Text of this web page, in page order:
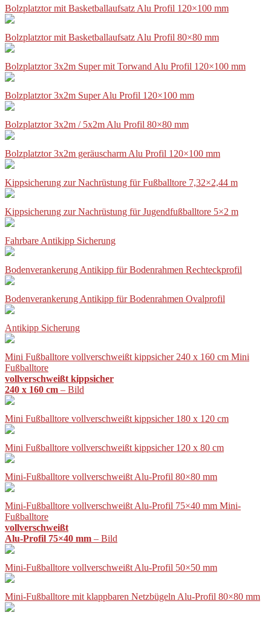
Bolzplatztor mit Basketballaufsatz Alu Profil 120×100 mm
Bolzplatztor mit Basketballaufsatz Alu Profil 80×80 mm
Bolzplatztor 3x2m Super mit Torwand Alu Profil 120×100 mm
Bolzplatztor 3x2m Super Alu Profil 120×100 mm
Bolzplatztor 3x2m / 5x2m Alu Profil 80×80 mm
Bolzplatztor 3x2m geräuscharm Alu Profil 120×100 mm
Kippsicherung zur Nachrüstung für Fußballtore 7,32×2,44 m
Kippsicherung zur Nachrüstung für Jugendfußballtore 5×2 m
Fahrbare Antikipp Sicherung
Bodenverankerung Antikipp für Bodenrahmen Rechteckprofil
Bodenverankerung Antikipp für Bodenrahmen Ovalprofil
Antikipp Sicherung
Mini Fußballtore vollverschweißt kippsicher 240 x 160 cm Mini
Fußballtore
vollverschweißt kippsicher
240 x 160 cm – Bild
Mini Fußballtore vollverschweißt kippsicher 180 x 120 cm
Mini Fußballtore vollverschweißt kippsicher 120 x 80 cm
Mini-Fußballtore vollverschweißt Alu-Profil 80×80 mm
Mini-Fußballtore vollverschweißt Alu-Profil 75×40 mm Mini-
Fußballtore
vollverschweißt
Alu-Profil 75×40 mm – Bild
Mini-Fußballtore vollverschweißt Alu-Profil 50×50 mm
Mini-Fußballtore mit klappbaren Netzbügeln Alu-Profil 80×80 mm